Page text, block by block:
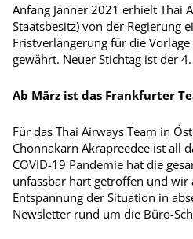
Anfang Jänner 2021 erhielt Thai
Staatsbesitz) von der Regierung
Fristverlängerung für die
gewährt. Neuer Stichtag ist der
Ab März ist das Frankfurter
Für das Thai Airways Team in
Chonnakarn Akrapreedee ist all
COVID-19 Pandemie hat die
unfassbar hart getroffen und wir
Entspannung der Situation in
Newsletter rund um die Büro-